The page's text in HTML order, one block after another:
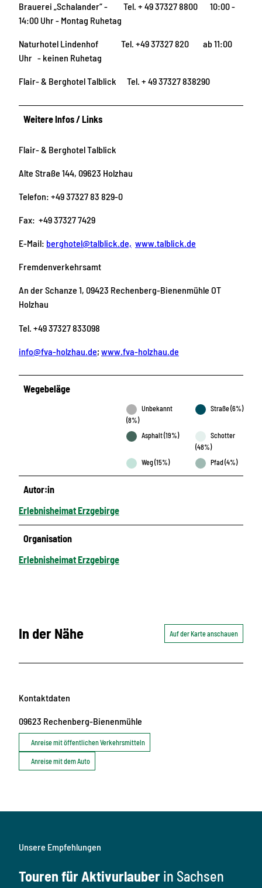
Brauerei „Schalander“ - Tel. + 49 37327 8800 10:00 -
14:00 Uhr - Montag Ruhetag
Naturhotel Lindenhof Tel. +49 37327 820 ab 11:00
Uhr - keinen Ruhetag
Flair- & Berghotel Talblick Tel. + 49 37327 838290
Weitere Infos / Links
Flair- & Berghotel Talblick
Alte Straße 144, 09623 Holzhau
Telefon: +49 37327 83 829-0
Fax: +49 37327 7429
E-Mail: berghotel@talblick.de, www.talblick.de
Fremdenverkehrsamt
An der Schanze 1, 09423 Rechenberg-Bienenmühle OT
Holzhau
Tel. +49 37327 833098
info@fva-holzhau.de;www.fva-holzhau.de
Wegebeläge
Unbekannt
(8%)
Straße (6%)
Asphalt (19%)
Schotter
(48%)
Weg (15%)
Pfad (4%)
Autor:in
Erlebnisheimat Erzgebirge
Organisation
Erlebnisheimat Erzgebirge
In der Nähe Auf der Karte anschauen
Kontaktdaten
09623 Rechenberg-Bienenmühle
Anreise mit öffentlichen Verkehrsmitteln
Anreise mit dem Auto
Unsere Empfehlungen
Touren für Aktivurlauber in Sachsen